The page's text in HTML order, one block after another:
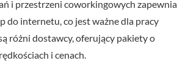
i przestrzeni coworkingowych zapewnia
do internetu, co jest ważne dla pracy
różni dostawcy, oferujący pakiety o
i cenach.